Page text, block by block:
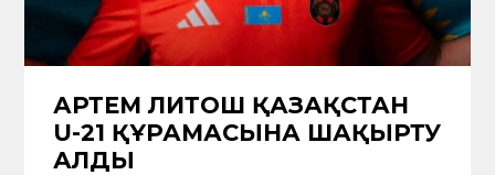
АРТЕМ ЛИТОШ ҚАЗАҚСТАН
U-21 ҚҰРАМАСЫНА ШАҚЫРТУ
АЛДЫ